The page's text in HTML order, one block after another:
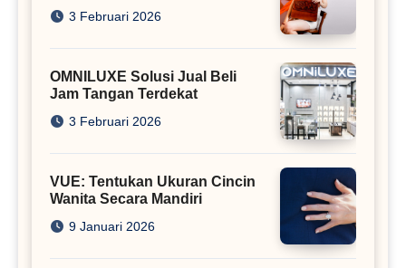
3 Februari 2026
OMNILUXE Solusi Jual Beli
Jam Tangan Terdekat
3 Februari 2026
VUE: Tentukan Ukuran Cincin
Wanita Secara Mandiri
9 Januari 2026